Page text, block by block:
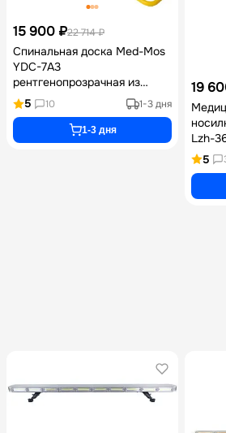
15 900 ₽22 714 ₽
Спинальная доска Med-Mos
YDC-7A3
рентгенопрозрачная из
полиэфирного волокна в
комплекте с головным
иммобилайзером и
системой ремней паук для
5 10 1-3 дня
1-3 дня
19
Lzh-
YDC-
5